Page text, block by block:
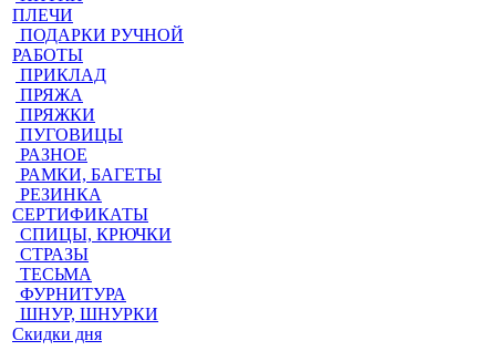
ПЛЕЧИ
ПОДАРКИ РУЧНОЙ
РАБОТЫ
ПРИКЛАД
ПРЯЖА
ПРЯЖКИ
ПУГОВИЦЫ
РАЗНОЕ
РАМКИ, БАГЕТЫ
РЕЗИНКА
СЕРТИФИКАТЫ
СПИЦЫ, КРЮЧКИ
СТРАЗЫ
ТЕСЬМА
ФУРНИТУРА
ШНУР, ШНУРКИ
Скидки дня